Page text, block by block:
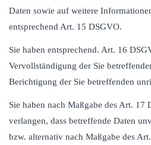
Daten sowie auf weitere
entsprechend Art. 15 DSGVO.
Sie haben entsprechend. Art. 16
Vervollständigung der Sie
Berichtigung der Sie betreffenden
Sie haben nach Maßgabe des Art. 17
verlangen, dass betreffende Daten
bzw. alternativ nach Maßgabe des